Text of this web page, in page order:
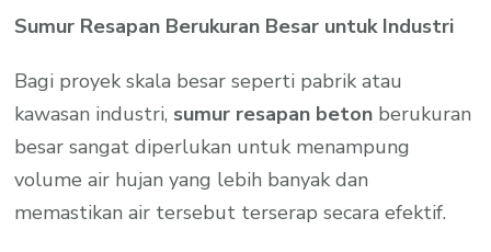
Sumur Resapan Berukuran Besar untuk Industri
Bagi proyek skala besar seperti pabrik atau
kawasan industri, sumur resapan beton berukuran
besar sangat diperlukan untuk menampung
volume air hujan yang lebih banyak dan
memastikan air tersebut terserap secara efektif.